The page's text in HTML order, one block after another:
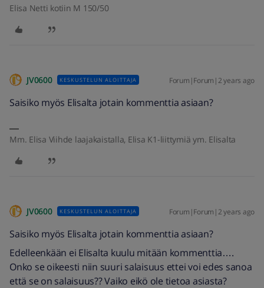
Elisa Netti kotiin M 150/50
JV0600 KESKUSTELUN ALOITTAJA Forum|Forum|2 years ago
Saisiko myös Elisalta jotain kommenttia asiaan?
Mm. Elisa Viihde laajakaistalla, Elisa K1-liittymiä ym. Elisalta
JV0600 KESKUSTELUN ALOITTAJA Forum|Forum|2 years ago
Saisiko myös Elisalta jotain kommenttia asiaan?
Edelleenkään ei Elisalta kuulu mitään kommenttia….
Onko se oikeesti niin suuri salaisuus ettei voi edes sanoa
että se on salaisuus?? Vaiko eikö ole tietoa asiasta?